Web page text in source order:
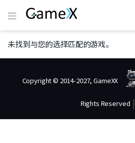
未找到与您的选择匹配的游戏。
Copyright © 2014-2027, GameXX
Rights Reserved